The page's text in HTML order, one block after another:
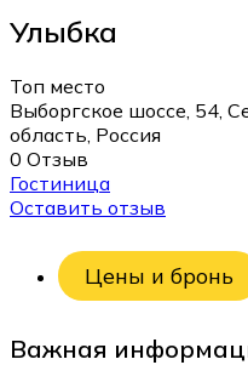
Улыбка
Топ место
Выборгское шоссе, 54,
область, Россия
0 Отзыв
Гостиница
Оставить отзыв
Цены и бронь
Важная